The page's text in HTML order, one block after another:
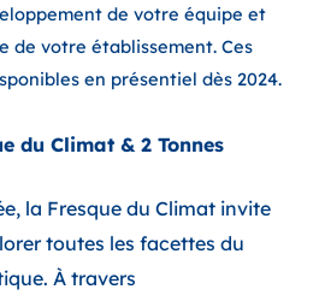
de votre équipe et
de votre établissement.Ces
en présentiel dès 2024.
du Climat & 2 Tonnes
la Fresque du Climat invite
toutes les facettes du
À travers